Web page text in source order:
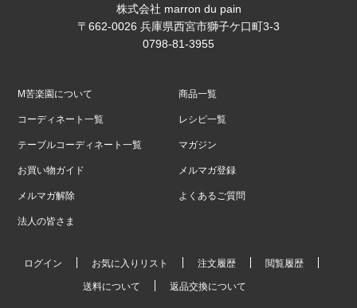
株式会社 marron du pain
〒662-0026 兵庫県西宮市獅子ケ口町3-3
0798-81-3955
M苦楽園について 商品一覧
コーディネート一覧 レシピ一覧
テーブルコーディネート一覧 マガジン
お買い物ガイド メルマガ登録
メルマガ解除 よくあるご質問
法人の皆さま
ログイン お気に入りリスト 注文履歴 閲覧履歴
送料について 返品交換について